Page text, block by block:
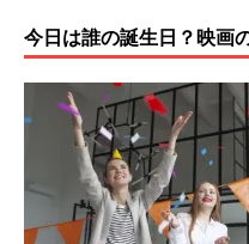
今日は誰の誕生日？映画